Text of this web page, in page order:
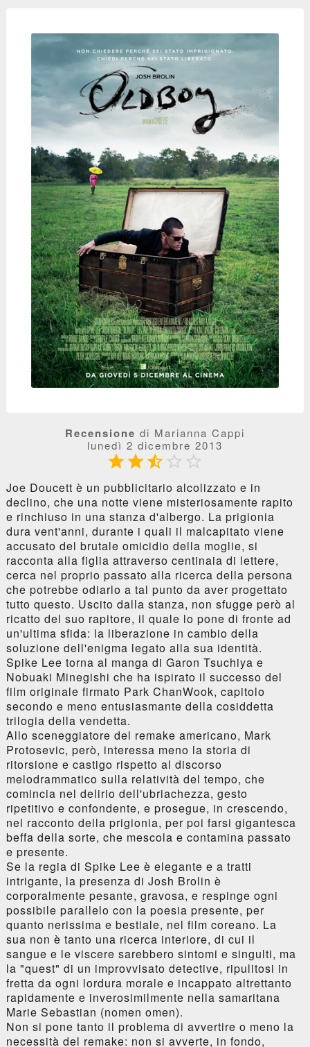
Recensione di Marianna Cappi
lunedì 2 dicembre 2013
  
Joe Doucett è un pubblicitario alcolizzato e in
declino, che una notte viene misteriosamente rapito
e rinchiuso in una stanza d'albergo. La prigionia
dura vent'anni, durante i quali il malcapitato viene
accusato del brutale omicidio della moglie, si
racconta alla figlia attraverso centinaia di lettere,
cerca nel proprio passato alla ricerca della persona
che potrebbe odiarlo a tal punto da aver progettato
tutto questo. Uscito dalla stanza, non sfugge però al
ricatto del suo rapitore, il quale lo pone di fronte ad
un'ultima sfida: la liberazione in cambio della
soluzione dell'enigma legato alla sua identità.
Spike Lee torna al manga di Garon Tsuchiya e
Nobuaki Minegishi che ha ispirato il successo del
film originale firmato Park ChanWook, capitolo
secondo e meno entusiasmante della cosiddetta
trilogia della vendetta.
Allo sceneggiatore del remake americano, Mark
Protosevic, però, interessa meno la storia di
ritorsione e castigo rispetto al discorso
melodrammatico sulla relatività del tempo, che
comincia nel delirio dell'ubriachezza, gesto
ripetitivo e confondente, e prosegue, in crescendo,
nel racconto della prigionia, per poi farsi gigantesca
beffa della sorte, che mescola e contamina passato
e presente.
Se la regia di Spike Lee è elegante e a tratti
intrigante, la presenza di Josh Brolin è
corporalmente pesante, gravosa, e respinge ogni
possibile parallelo con la poesia presente, per
quanto nerissima e bestiale, nel film coreano. La
sua non è tanto una ricerca interiore, di cui il
sangue e le viscere sarebbero sintomi e singulti, ma
la "quest" di un improvvisato detective, ripulitosi in
fretta da ogni lordura morale e incappato altrettanto
rapidamente e inverosimilmente nella samaritana
Marie Sebastian (nomen omen).
Non si pone tanto il problema di avvertire o meno la
necessità del remake: non si avverte, in fondo,